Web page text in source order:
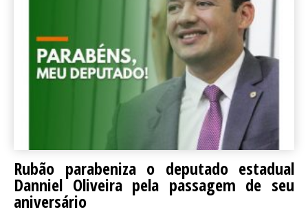
Rubão parabeniza o deputado estadual
Danniel Oliveira pela passagem de seu
aniversário